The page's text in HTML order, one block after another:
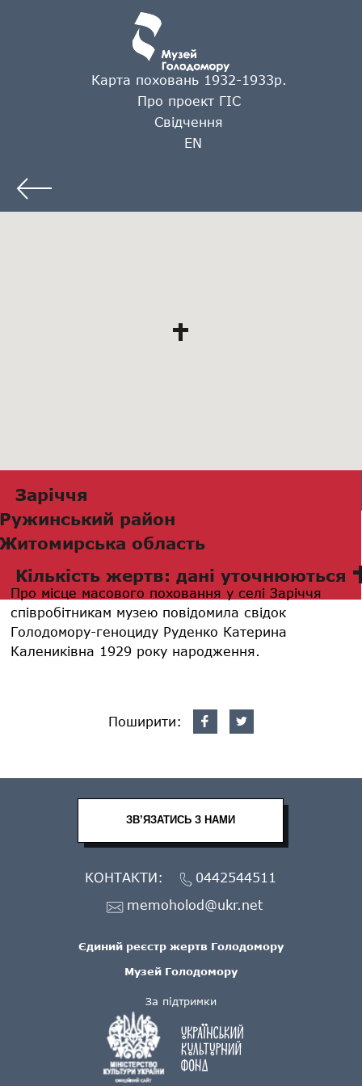
Карта поховань 1932-1933р.
Про проект ГІС
Свідчення
EN
Заріччя
Ружинський район
Житомирська область
Кількість жертв: дані уточнюються
Про місце масового поховання у селі Заріччя
співробітникам музею повідомила свідок
Голодомору-геноциду Руденко Катерина
Калениківна 1929 року народження.
Поширити:
За підтримки
Єдиний реєстр жертв Голодомору
Музей Голодомору
ЗВ’ЯЗАТИСЬ З НАМИ
КОНТАКТИ:
0442544511
memoholod@ukr.net